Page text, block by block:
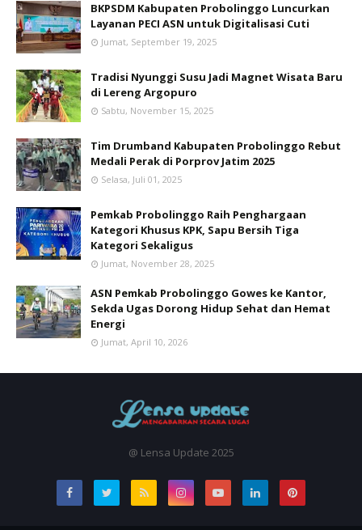
BKPSDM Kabupaten Probolinggo Luncurkan
Layanan PECI ASN untuk Digitalisasi Cuti
Jumat, September 19, 2025
Tradisi Nyunggi Susu Jadi Magnet Wisata Baru
di Lereng Argopuro
Sabtu, November 15, 2025
Tim Drumband Kabupaten Probolinggo Rebut
Medali Perak di Porprov Jatim 2025
Selasa, Juli 01, 2025
Pemkab Probolinggo Raih Penghargaan
Kategori Khusus KPK, Sapu Bersih Tiga
Kategori Sekaligus
Jumat, November 28, 2025
ASN Pemkab Probolinggo Gowes ke Kantor,
Sekda Ugas Dorong Hidup Sehat dan Hemat
Energi
Jumat, April 10, 2026
@ Lensa Update 2025